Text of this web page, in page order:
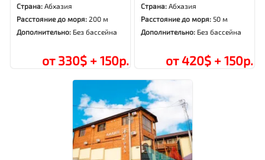
Страна:Абхазия
Расстояние до моря:200 м
Дополнительно: Без бассейна
от 330$ + 150р.
Страна:Абхазия
Расстояние до моря: 50 м
Дополнительно: Без бассейна
от 420$ + 150р.